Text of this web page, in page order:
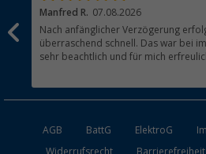
Manfred R. 07.08.2026
Nach anfänglicher Verzögerung
überraschend schnell. Das war bei
sehr beachtlich und für mich
waren gut verpackt und in Ordnung.
AGB BattG ElektroG